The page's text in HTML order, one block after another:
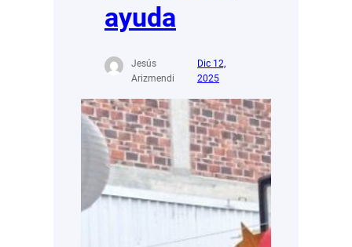
ayuda
Jesús
Arizmendi
Dic 12,
2025